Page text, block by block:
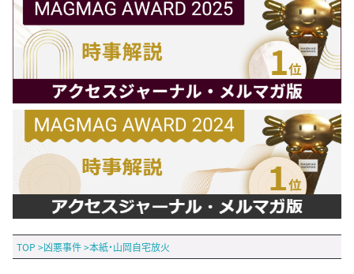
TOP >凶悪事件>本紙・山岡自宅放火